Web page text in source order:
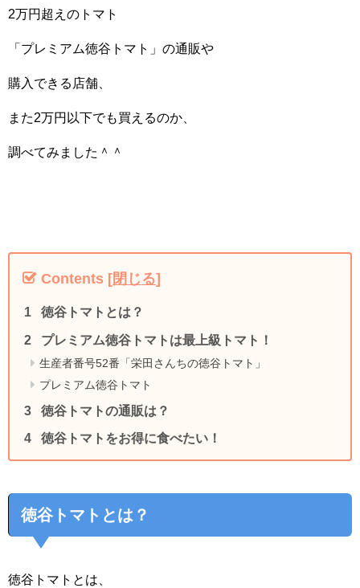
2万円超えのトマト
「プレミアム徳谷トマト」の通販や
購入できる店舗、
また2万円以下でも買えるのか、
調べてみました＾＾
Contents [閉じる]
徳谷トマトとは？
プレミアム徳谷トマトは最上級トマト！
生産者番号52番「栄田さんちの徳谷トマト」
プレミアム徳谷トマト
徳谷トマトの通販は？
徳谷トマトをお得に食べたい！
徳谷トマトとは？
徳谷トマトとは、